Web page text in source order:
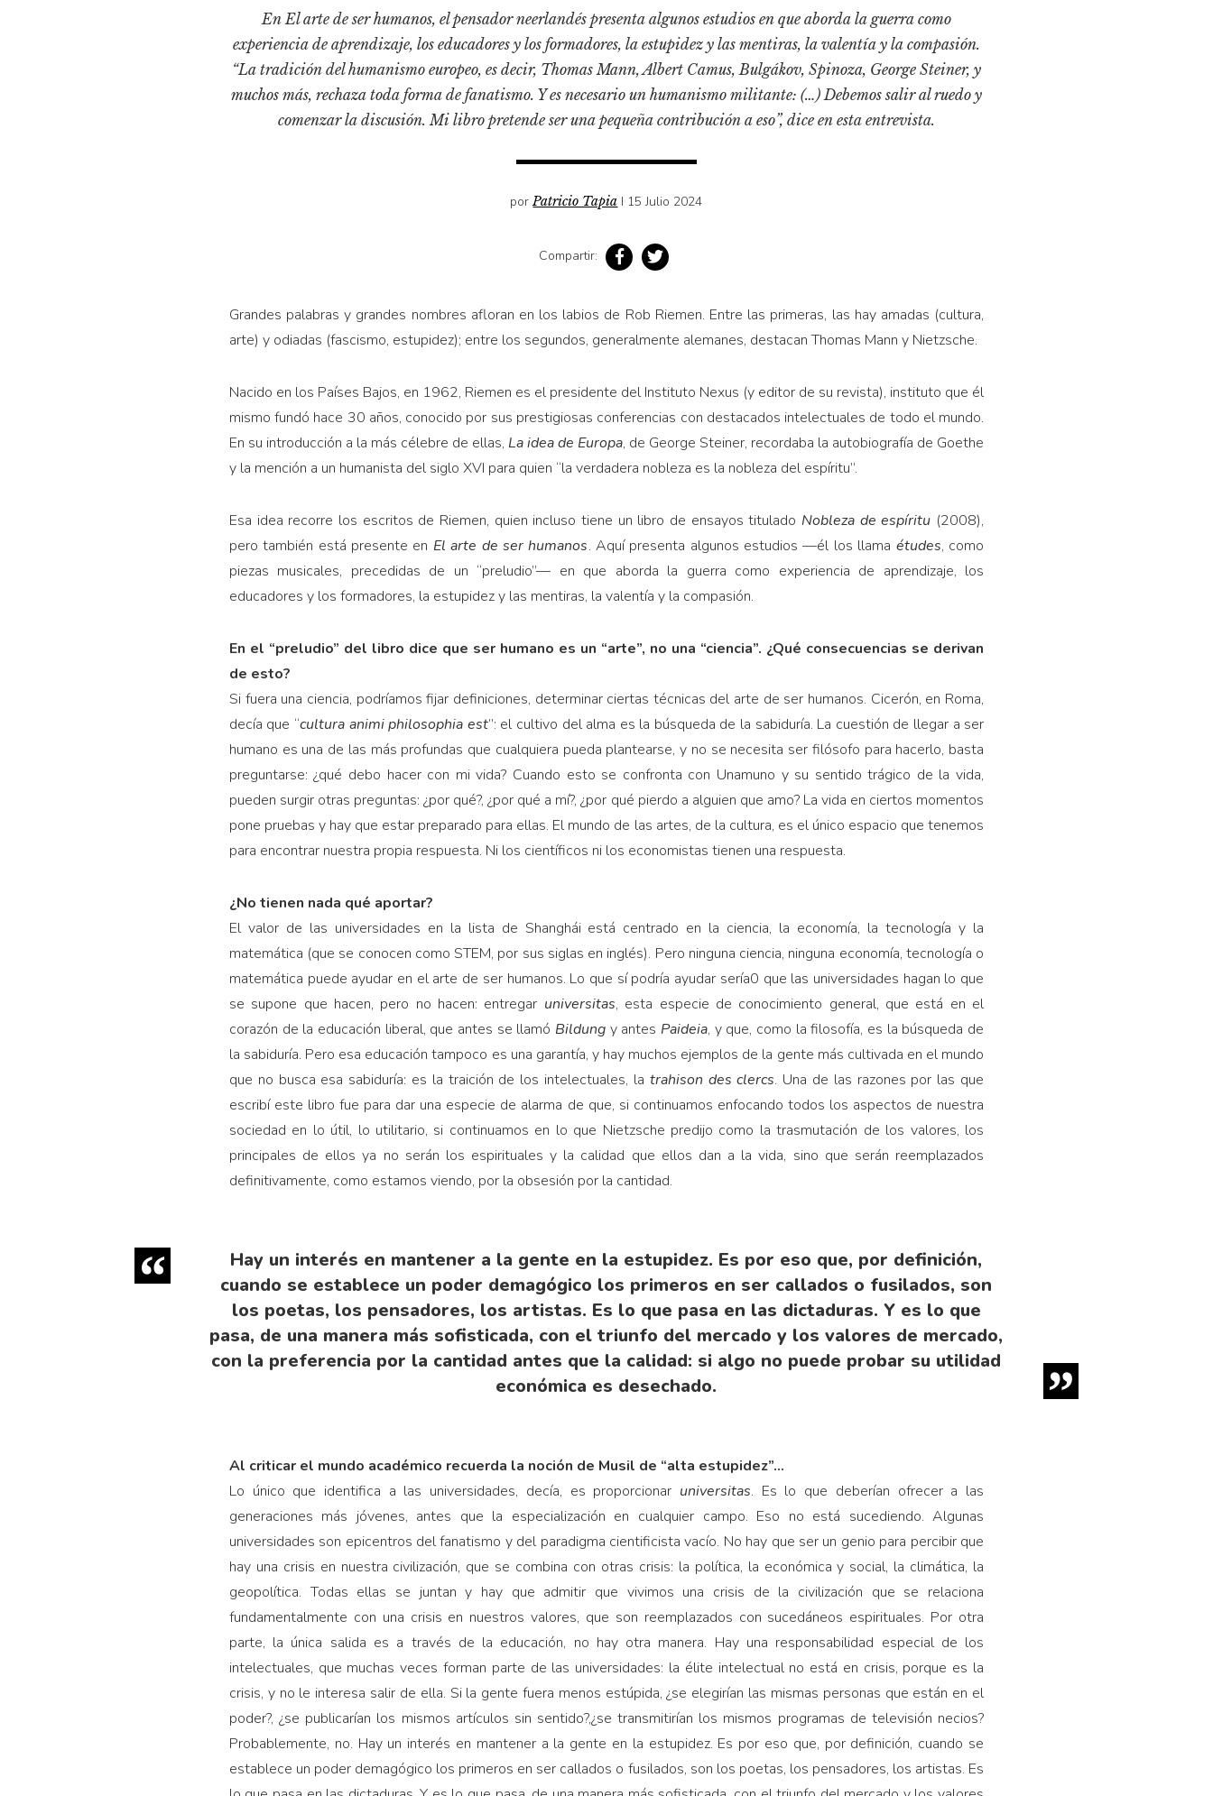
En El arte de ser humanos, el pensador neerlandés presenta algunos estudios en que aborda la guerra como
experiencia de aprendizaje, los educadores y los formadores, la estupidez y las mentiras, la valentía y la compasión.
“La tradición del humanismo europeo, es decir, Thomas Mann, Albert Camus, Bulgákov, Spinoza, George Steiner, y
muchos más, rechaza toda forma de fanatismo. Y es necesario un humanismo militante: (…) Debemos salir al ruedo y
comenzar la discusión. Mi libro pretende ser una pequeña contribución a eso”, dice en esta entrevista.
porPatricio Tapia I 15 Julio 2024
Compartir:
Grandes palabras y grandes nombres afloran en los labios de Rob Riemen. Entre las primeras, las hay amadas (cultura,
arte) y odiadas (fascismo, estupidez); entre los segundos, generalmente alemanes, destacan Thomas Mann y Nietzsche.
Nacido en los Países Bajos, en 1962, Riemen es el presidente del Instituto Nexus (y editor de su revista), instituto que él
mismo fundó hace 30 años, conocido por sus prestigiosas conferencias con destacados intelectuales de todo el mundo.
En su introducción a la más célebre de ellas, La idea de Europa, de George Steiner, recordaba la autobiografía de Goethe
y la mención a un humanista del siglo XVI para quien “la verdadera nobleza es la nobleza del espíritu”.
Esa idea recorre los escritos de Riemen, quien incluso tiene un libro de ensayos titulado Nobleza de espíritu (2008),
pero también está presente en El arte de ser humanos. Aquí presenta algunos estudios —él los llama études, como
piezas musicales, precedidas de un “preludio”— en que aborda la guerra como experiencia de aprendizaje, los
educadores y los formadores, la estupidez y las mentiras, la valentía y la compasión.
En el “preludio” del libro dice que ser humano es un “arte”, no una “ciencia”. ¿Qué consecuencias se derivan
de esto?
Si fuera una ciencia, podríamos fijar definiciones, determinar ciertas técnicas del arte de ser humanos. Cicerón, en Roma,
decía que “cultura animi philosophia est”: el cultivo del alma es la búsqueda de la sabiduría. La cuestión de llegar a ser
humano es una de las más profundas que cualquiera pueda plantearse, y no se necesita ser filósofo para hacerlo, basta
preguntarse: ¿qué debo hacer con mi vida? Cuando esto se confronta con Unamuno y su sentido trágico de la vida,
pueden surgir otras preguntas: ¿por qué?, ¿por qué a mí?, ¿por qué pierdo a alguien que amo? La vida en ciertos momentos
pone pruebas y hay que estar preparado para ellas. El mundo de las artes, de la cultura, es el único espacio que tenemos
para encontrar nuestra propia respuesta. Ni los científicos ni los economistas tienen una respuesta.
¿No tienen nada qué aportar?
El valor de las universidades en la lista de Shanghái está centrado en la ciencia, la economía, la tecnología y la
matemática (que se conocen como STEM, por sus siglas en inglés). Pero ninguna ciencia, ninguna economía, tecnología o
matemática puede ayudar en el arte de ser humanos. Lo que sí podría ayudar sería0 que las universidades hagan lo que
se supone que hacen, pero no hacen: entregar universitas, esta especie de conocimiento general, que está en el
corazón de la educación liberal, que antes se llamó Bildungy antes Paideia, y que, como la filosofía, es la búsqueda de
la sabiduría. Pero esa educación tampoco es una garantía, y hay muchos ejemplos de la gente más cultivada en el mundo
que no busca esa sabiduría: es la traición de los intelectuales, la trahison des clercs. Una de las razones por las que
escribí este libro fue para dar una especie de alarma de que, si continuamos enfocando todos los aspectos de nuestra
sociedad en lo útil, lo utilitario, si continuamos en lo que Nietzsche predijo como la trasmutación de los valores, los
principales de ellos ya no serán los espirituales y la calidad que ellos dan a la vida, sino que serán reemplazados
definitivamente, como estamos viendo, por la obsesión por la cantidad.
Hay un interés en mantener a la gente en la estupidez. Es por eso que, por definición,
cuando se establece un poder demagógico los primeros en ser callados o fusilados, son
los poetas, los pensadores, los artistas. Es lo que pasa en las dictaduras. Y es lo que
pasa, de una manera más sofisticada, con el triunfo del mercado y los valores de mercado,
con la preferencia por la cantidad antes que la calidad: si algo no puede probar su utilidad
económica es desechado.
Al criticar el mundo académico recuerda la noción de Musil de “alta estupidez”…
Lo único que identifica a las universidades, decía, es proporcionar universitas. Es lo que deberían ofrecer a las
generaciones más jóvenes, antes que la especialización en cualquier campo. Eso no está sucediendo. Algunas
universidades son epicentros del fanatismo y del paradigma cientificista vacío. No hay que ser un genio para percibir que
hay una crisis en nuestra civilización, que se combina con otras crisis: la política, la económica y social, la climática, la
geopolítica. Todas ellas se juntan y hay que admitir que vivimos una crisis de la civilización que se relaciona
fundamentalmente con una crisis en nuestros valores, que son reemplazados con sucedáneos espirituales. Por otra
parte, la única salida es a través de la educación, no hay otra manera. Hay una responsabilidad especial de los
intelectuales, que muchas veces forman parte de las universidades: la élite intelectual no está en crisis, porque es la
crisis, y no le interesa salir de ella. Si la gente fuera menos estúpida, ¿se elegirían las mismas personas que están en el
poder?, ¿se publicarían los mismos artículos sin sentido?,¿se transmitirían los mismos programas de televisión necios?
Probablemente, no. Hay un interés en mantener a la gente en la estupidez. Es por eso que, por definición, cuando se
establece un poder demagógico los primeros en ser callados o fusilados, son los poetas, los pensadores, los artistas. Es